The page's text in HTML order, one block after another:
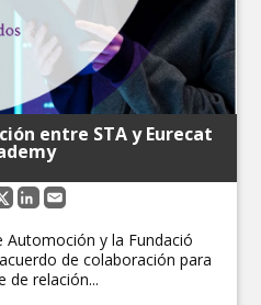
entre STA y Eurecat
Automoción y la Fundació
de colaboración para
de relación...